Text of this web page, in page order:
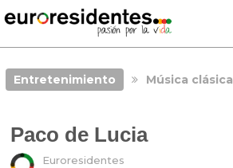
Entretenimiento Música clásica
Paco de Lucia
Euroresidentes